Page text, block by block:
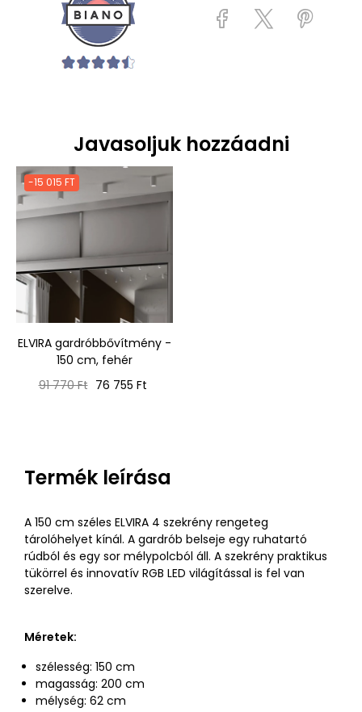
Javasoljuk hozzáadni
-15 015 FT
ELVIRA gardróbbővítmény -
150 cm, fehér
Normál
91 770 Ft Ár
76 755 Ft
Termék leírása
A 150 cm széles ELVIRA 4 szekrény rengeteg
tárolóhelyet kínál. A gardrób belseje egy ruhatartó
rúdból és egy sor mélypolcból áll. A szekrény praktikus
tükörrel és innovatív RGB LED világítással is fel van
szerelve.
Méretek:
szélesség: 150 cm
magasság: 200 cm
mélység: 62 cm